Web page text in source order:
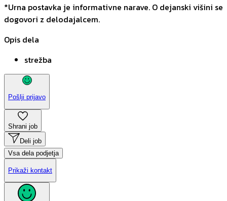
*Urna postavka je informativne narave. O dejanski višini se
dogovori z delodajalcem.
Opis dela
strežba
Pošlji prijavo
Shrani job
Deli job
Vsa dela podjetja
Prikaži kontakt